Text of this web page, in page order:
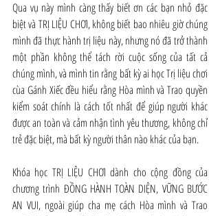
Qua vụ này mình càng thấy biết ơn các bạn nhỏ đặc
biệt và TRỊ LIỆU CHƠI, không biết bao nhiêu giờ chúng
mình đã thực hành trị liệu này, nhưng nó đã trở thành
một phần không thể tách rời cuộc sống của tất cả
chúng mình, và mình tin rằng bất kỳ ai học Trị liệu chơi
cùa Gánh Xiếc đều hiểu rằng Hòa mình và Trao quyền
kiểm soát chính là cách tốt nhất để giúp người khác
được an toàn và cảm nhận tình yêu thương, không chỉ
trẻ đặc biệt, mà bất kỳ người thân nào khác của bạn.
Khóa học TRỊ LIỆU CHƠI dành cho cộng đồng của
chương trình ĐỒNG HÀNH TOÀN DIỆN, VỮNG BƯỚC
AN VUI, ngoài giúp cha mẹ cách Hòa mình và Trao